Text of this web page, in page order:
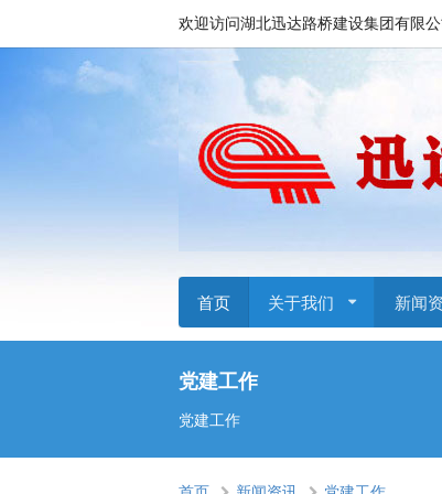
欢迎访问湖北迅达路桥建设集团有限公
首页 关于我们 新闻
党建工作
党建工作